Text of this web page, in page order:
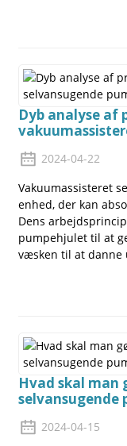
Dyb analyse af
2024-04-22
Vakuumassisteret
enhed, der kan
Dens
pumpehjulet til at
væsken til at danne
Hvad skal man
selvansugende
2024-04-15